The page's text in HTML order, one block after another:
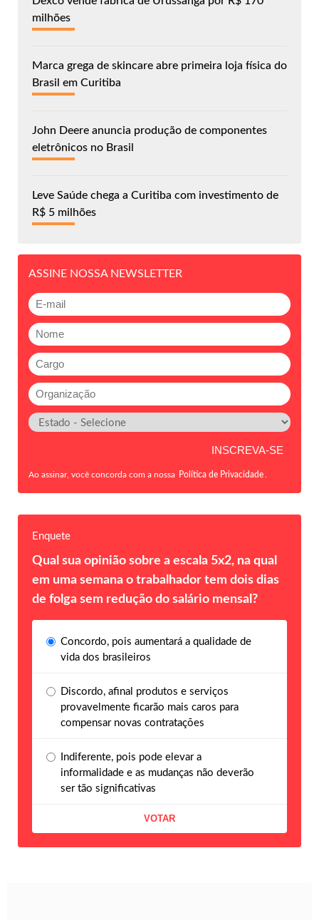
milhões
Marca grega de skincare abre primeira loja física do
Brasil em Curitiba
John Deere anuncia produção de componentes
eletrônicos no Brasil
Leve Saúde chega a Curitiba com investimento de
R$ 5 milhões
ASSINE NOSSA NEWSLETTER
Ao assinar, você concorda com a nossa Política de Privacidade
Enquete
Qual sua opinião sobre a escala 5x2, na qual
em uma semana o trabalhador tem dois dias
de folga sem redução do salário mensal?
Concordo, pois aumentará a qualidade de
vida dos brasileiros
Discordo, afinal produtos e serviços
provavelmente ficarão mais caros para
compensar novas contratações
Indiferente, pois pode elevar a
informalidade e as mudanças não deverão
ser tão significativas